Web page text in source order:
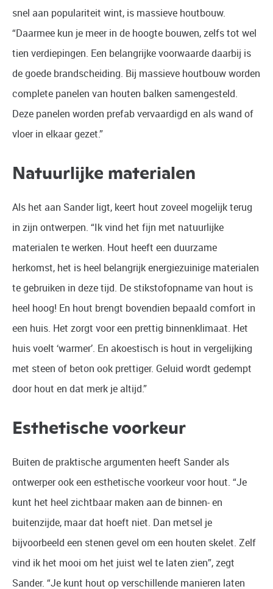
snel aan populariteit wint, is massieve houtbouw.
“Daarmee kun je meer in de hoogte bouwen, zelfs tot wel
tien verdiepingen. Een belangrijke voorwaarde daarbij is
de goede brandscheiding. Bij massieve houtbouw worden
complete panelen van houten balken samengesteld.
Deze panelen worden prefab vervaardigd en als wand of
vloer in elkaar gezet.”
Natuurlijke materialen
Als het aan Sander ligt, keert hout zoveel mogelijk terug
in zijn ontwerpen. “Ik vind het fijn met natuurlijke
materialen te werken. Hout heeft een duurzame
herkomst, het is heel belangrijk energiezuinige materialen
te gebruiken in deze tijd. De stikstofopname van hout is
heel hoog! En hout brengt bovendien bepaald comfort in
een huis. Het zorgt voor een prettig binnenklimaat. Het
huis voelt ‘warmer’. En akoestisch is hout in vergelijking
met steen of beton ook prettiger. Geluid wordt gedempt
door hout en dat merk je altijd.”
Esthetische voorkeur
Buiten de praktische argumenten heeft Sander als
ontwerper ook een esthetische voorkeur voor hout. “Je
kunt het heel zichtbaar maken aan de binnen- en
buitenzijde, maar dat hoeft niet. Dan metsel je
bijvoorbeeld een stenen gevel om een houten skelet. Zelf
vind ik het mooi om het juist wel te laten zien”, zegt
Sander. “Je kunt hout op verschillende manieren laten